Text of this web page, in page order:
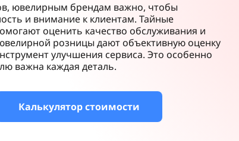
ювелирным брендам важно, чтобы
и внимание к клиентам. Тайные
оценить качество обслуживания и
розницы дают объективную оценку
улучшения сервиса. Это особенно
важна каждая деталь.
Калькулятор стоимости